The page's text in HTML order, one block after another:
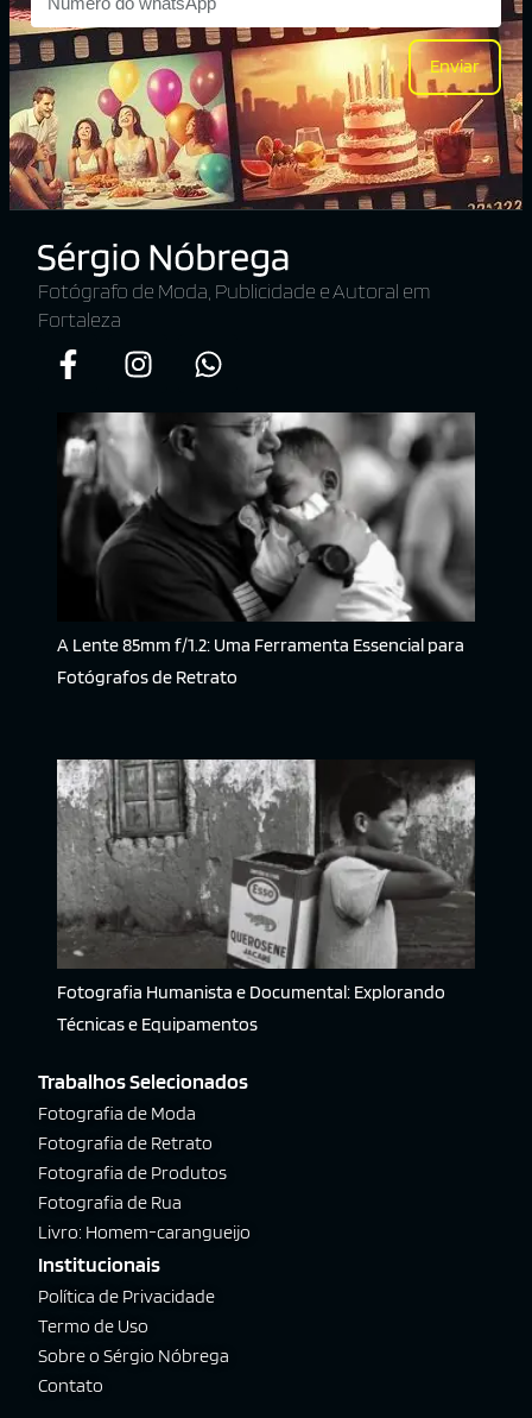
Enviar
Fotógrafo de Moda, Publicidade e Autoral em
Fortaleza
A Lente 85mm f/1.2: Uma Ferramenta Essencial para
Fotógrafos de Retrato
Fotografia Humanista e Documental: Explorando
Técnicas e Equipamentos
Trabalhos Selecionados
Fotografia de Moda
Fotografia de Retrato
Fotografia de Produtos
Fotografia de Rua
Livro: Homem-carangueijo
Institucionais
Política de Privacidade
Termo de Uso
Sobre o Sérgio Nóbrega
Contato